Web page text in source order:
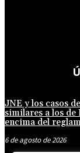
JNE y los casos
similares a los de
encima del
6 de agosto de 2026